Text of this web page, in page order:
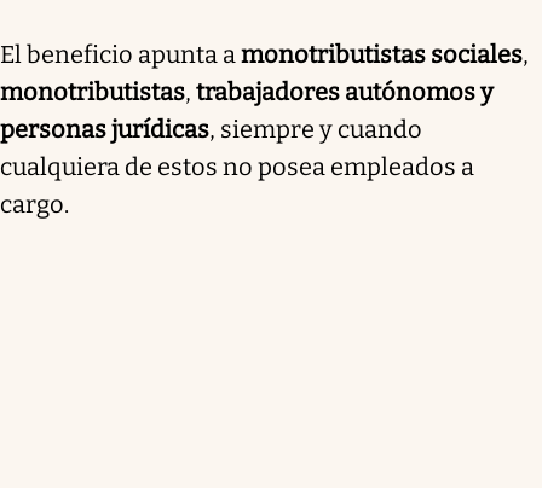
El beneficio apunta amonotributistas sociales,
monotributistas, trabajadores autónomos y
personas jurídicas, siempre y cuando
cualquiera de estos no posea empleados a
cargo.